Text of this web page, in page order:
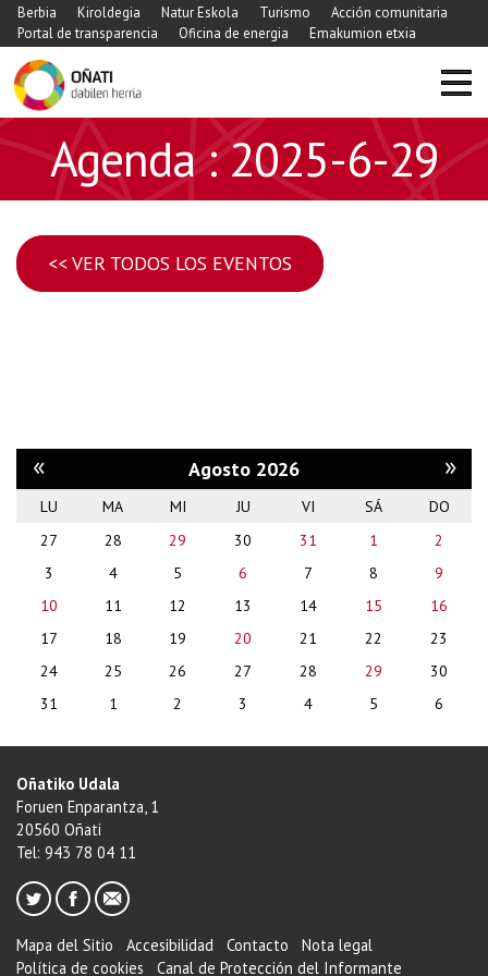
Berbia Kiroldegia Natur Eskola Turismo
Acción comunitaria
Portal de transparencia
Oficina de energia Emakumion etxia
Agenda : 2025-6-29
<< VER TODOS LOS EVENTOS
« Agosto 2026 »
month-
LU MA MI JU VI SÁ
DO
27
28 29 30 31 1
2
3
4 5 6 7 8
9
10
11 12 13 14 15
16
17
18 19 20 21 22
23
24
25 26 27 28 29
30
31
1 2 3 4 5 6
Oñatiko Udala
Foruen Enparantza, 1
20560 Oñati
Tel: 943 78 04 11
Mapa del Sitio Accesibilidad Contacto
Nota legal
Política de cookies
Canal de Protección del Informante